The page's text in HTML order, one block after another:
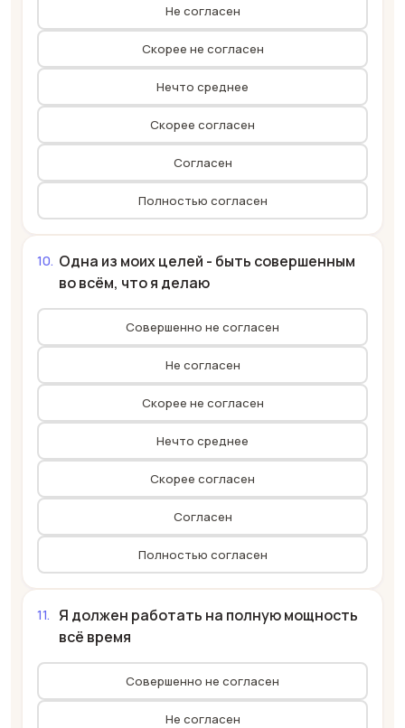
Не согласен
Скорее не согласен
Нечто среднее
Скорее согласен
Согласен
Полностью согласен
Одна из моих целей - быть совершенным
во всём, что я делаю
Совершенно не согласен
Не согласен
Скорее не согласен
Нечто среднее
Скорее согласен
Согласен
Полностью согласен
Я должен работать на полную мощность
всё время
Совершенно не согласен
Не согласен